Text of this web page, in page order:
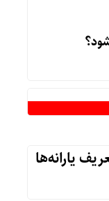
یارانه‌ها